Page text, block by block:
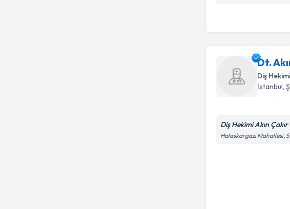
Dt.
Diş Hekimi
İstanbul ,
Diş Hekimi Akın
Halaskargazi Mahallesi,